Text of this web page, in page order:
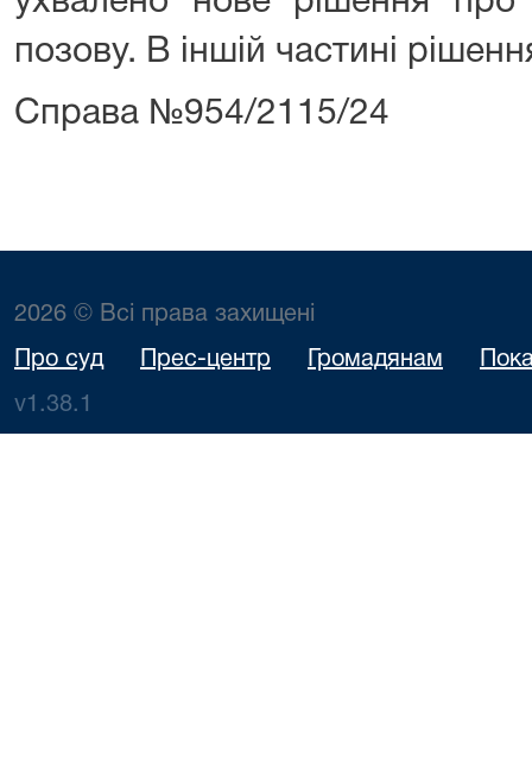
позову. В іншій частині
Справа №954/2115/24
2026 © Всі права захищені
Про суд Прес-центр Громадянам
v1.38.1